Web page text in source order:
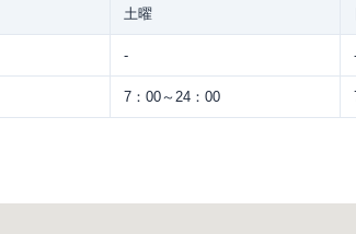
土曜
-
7：00～24：00